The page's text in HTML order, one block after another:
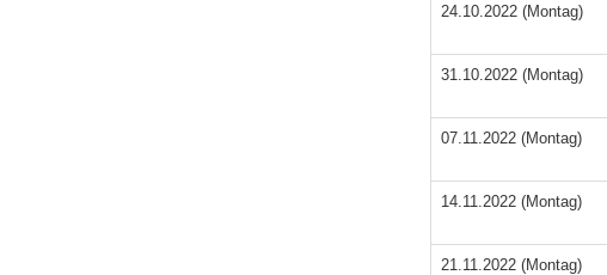
24.10.2022 (Montag)
31.10.2022 (Montag)
07.11.2022 (Montag)
14.11.2022 (Montag)
21.11.2022 (Montag)